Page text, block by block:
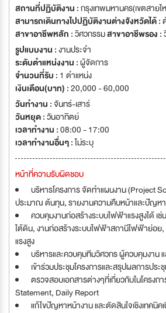
สถานที่ปฏิบัติงาน :กรุงเทพมหานคร(เขตสายไ
สามารถเดินทางไปปฏิบัติงานต่างจังหวัดได้ :
สาขาอาชีพหลัก :วิศวกรรมสาขาอาชีพรอง :
รูปแบบงาน :งานประจำ
ระดับตำแหน่งงาน :ผู้จัดการ
จำนวนที่รับ : 1 ตำแหน่ง
เงินเดือน(บาท) :20,000 - 60,000
วันทำงาน :จันทร์-เสาร์
วันหยุด :วันอาทิตย์
เวลาทำงาน :08:00 - 17:00
เวลาทำงานอื่นๆ :ไม่ระบุ
หน้าที่ความรับผิดชอบ
บริหารโครงการ จัดทำแผนงาน (Project
ประมาณ ต้นทุน, รายงานความคืบหน้าและปัญห
ควบคุมงานก่อสร้างระบบไฟฟ้าแรงสูงได้ เ
ใต้ดิน, งานก่อสร้างระบบไฟฟ้าสถานีไฟฟ้าย่อย,
แรงสูง
บริหารและควบคุมทีมวิศวกร ผู้ควบคุมงาน แ
เข้าร่วมประชุมโครงการและสรุปผลการปร
ตรวจสอบเอกสารต่างๆที่เกี่ยวกับในโครงก
Statement, Daily Report
แก้ไขปัญหาหน้างาน และตัดสินใจเชิงเทคนิค